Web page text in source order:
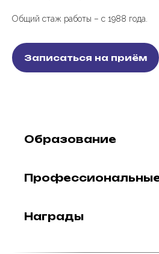
Общий стаж работы – c 1988 года.
Записаться на приём
Образование
Награды